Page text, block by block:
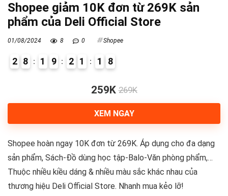
Shopee giảm 10K đơn từ 269K sản
phẩm của Deli Official Store
01/08/2024 8 0 Shopee
2 8 1 9 2 1 1 7
8
259K 269K
XEM NGAY
Shopee hoàn ngay 10K đơn từ 269K. Áp dụng cho đa dạng
sản phẩm, Sách-Đồ dùng học tập-Balo-Văn phòng phẩm,…
Thuộc nhiều kiều dáng & nhiều màu sắc khác nhau của
thương hiệu Deli Official Store. Nhanh mua kẻo lỡ!